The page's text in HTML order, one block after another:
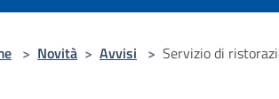
> Novità > Avvisi > Servizio di